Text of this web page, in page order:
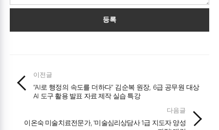
등록
이전글
“AI로 행정의 속도를 더하다” 김순복 원장, 6급 공무원 대상
AI 도구 활용 발표 자료 제작 실습 특강
다음글
이온숙 미술치료전문가, '미술심리상담사 1급 지도자 양성